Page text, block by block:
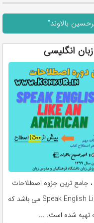
بالاوند"
انگلیسی
جامع ترین جزوه اصطلاحات
زبان انگلیسی بر پایه کتاب Speak English Like An American می باشد که